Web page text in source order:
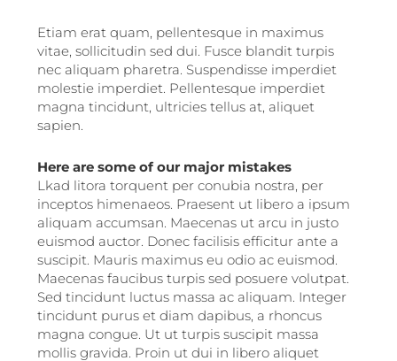
Etiam erat quam, pellentesque in maximus
vitae, sollicitudin sed dui. Fusce blandit turpis
nec aliquam pharetra. Suspendisse imperdiet
molestie imperdiet. Pellentesque imperdiet
magna tincidunt, ultricies tellus at, aliquet
sapien.
Here are some of our major mistakes
Lkad litora torquent per conubia nostra, per
inceptos himenaeos. Praesent ut libero a ipsum
aliquam accumsan. Maecenas ut arcu in justo
euismod auctor. Donec facilisis efficitur ante a
suscipit. Mauris maximus eu odio ac euismod.
Maecenas faucibus turpis sed posuere volutpat.
Sed tincidunt luctus massa ac aliquam. Integer
tincidunt purus et diam dapibus, a rhoncus
magna congue. Ut ut turpis suscipit massa
mollis gravida. Proin ut dui in libero aliquet